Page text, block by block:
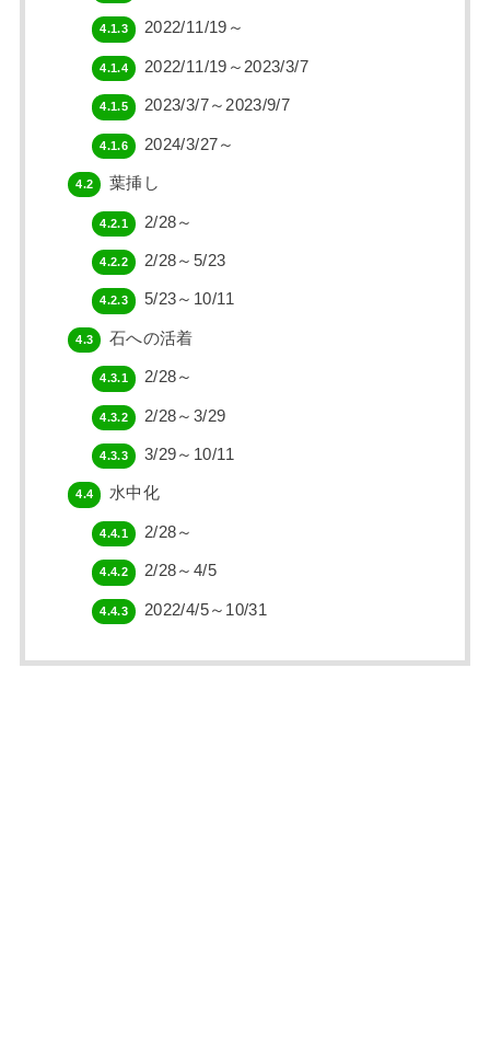
4.1.3 2022/11/19～
4.1.4 2022/11/19～2023/3/7
4.1.5 2023/3/7～2023/9/7
4.1.6 2024/3/27～
4.2 葉挿し
4.2.1 2/28～
4.2.2 2/28～5/23
4.2.3 5/23～10/11
4.3 石への活着
4.3.1 2/28～
4.3.2 2/28～3/29
4.3.3 3/29～10/11
4.4 水中化
4.4.1 2/28～
4.4.2 2/28～4/5
4.4.3 2022/4/5～10/31